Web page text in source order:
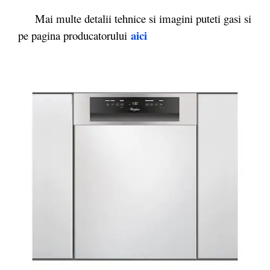
Mai multe detalii tehnice si imagini puteti gasi si
pe pagina producatorului aici